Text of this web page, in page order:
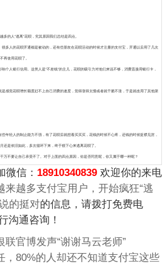
的人“逃离”花呗，究其原因我们总结是四点。
多人的花呗开通都是被动的，还有些朋友在花呗活动的时候才注册的支付宝，开通以后用了几次
再使用花呗了。
个人银行信用。这类人是“不差钱”的主儿，花呗的吸引力对他们来说不够，消费直接用银行卡，
感觉花呗增长额度赶不上自己消费的速度，觉得涨得太慢或者就干脆不涨，于是就改用了其他渠
年轻人的制止能力不强，有了花呗后就想着买买买，花钱的时候不心疼，还钱的时候捉襟见肘，
还是依旧如此，多次循环下来，终于狠下心来逃离花呗了。
万不要让自己承受不了。对于上面的四点原因，你是否同意呢，你又属于哪一种呢？
微信： 18910340839 欢迎你的来电
来越多支付宝用户，开始疯狂“逃
的挺对的信息，请拨打免费电
沟通咨询！
联官博发声“谢谢马云老师”
，80%的人却还不知道支付宝这些